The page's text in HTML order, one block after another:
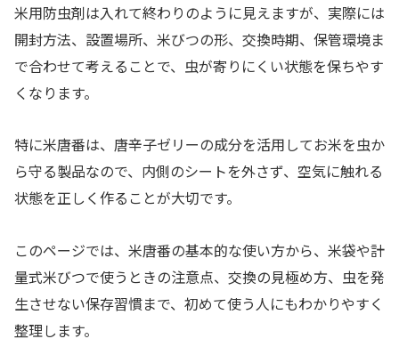
米用防虫剤は入れて終わりのように見えますが、実際には
開封方法、設置場所、米びつの形、交換時期、保管環境ま
で合わせて考えることで、虫が寄りにくい状態を保ちやす
くなります。
特に米唐番は、唐辛子ゼリーの成分を活用してお米を虫か
ら守る製品なので、内側のシートを外さず、空気に触れる
状態を正しく作ることが大切です。
このページでは、米唐番の基本的な使い方から、米袋や計
量式米びつで使うときの注意点、交換の見極め方、虫を発
生させない保存習慣まで、初めて使う人にもわかりやすく
整理します。